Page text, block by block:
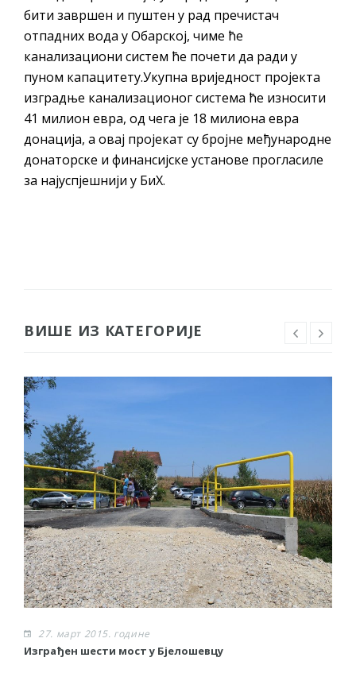
бити завршен и пуштен у рад пречистач
отпадних вода у Обарској, чиме ће
канализациони систем ће почети да ради у
пуном капацитету.Укупна вриједност пројекта
изградње канализационог система ће износити
41 милион евра, од чега је 18 милиона евра
донација, а овај пројекат су бројне међународне
донаторске и финансијске установе прогласиле
за најуспјешнији у БиХ.
ВИШЕ ИЗ КАТЕГОРИЈЕ
27. март 2015. године
Изграђен шести мост у Бјелошевцу